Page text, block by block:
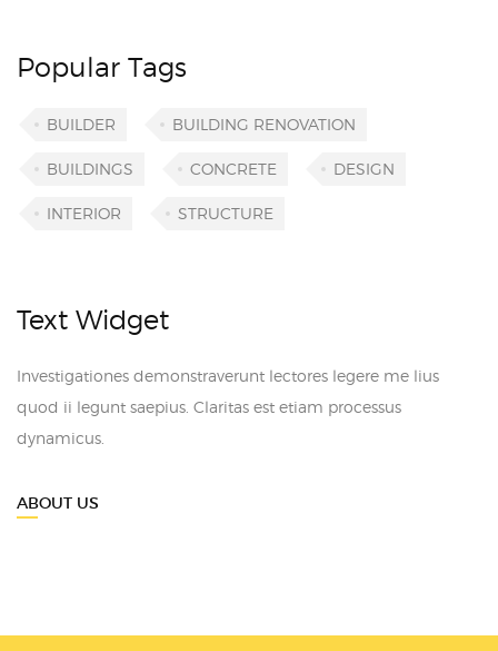
Popular Tags
BUILDER BUILDING RENOVATION
BUILDINGS CONCRETE DESIGN
INTERIOR STRUCTURE
Text Widget
Investigationes demonstraverunt lectores legere me lius
quod ii legunt saepius. Claritas est etiam processus
dynamicus.
ABOUT US